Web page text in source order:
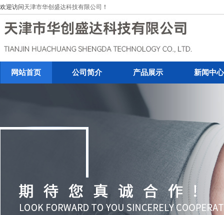
欢迎访问 天津市华创盛达科技有限公司 ！
网站首页 公司简介 产品展示 新闻中心